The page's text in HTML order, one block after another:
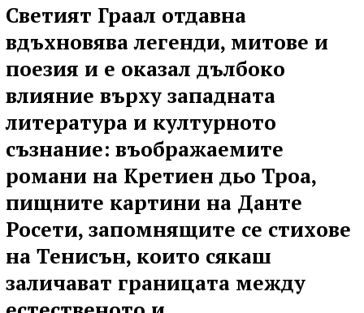
Светият Граал отдавна
вдъхновява легенди, митове и
поезия и е оказал дълбоко
влияние върху западната
литература и културното
съзнание: въображаемите
романи на Кретиен дьо Троа,
пищните картини на Данте
Росети, запомнящите се стихове
на Тенисън, които сякаш
заличават границата между